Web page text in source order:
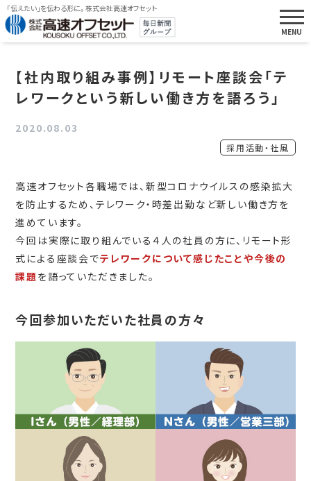
「伝えたい」を伝わる形に。 株式会社高速オフセット
【社内取り組み事例】リモート座談会「テ
レワークという新しい働き方を語ろう」
2020.08.03
採用活動・社風
高速オフセット各職場では、新型コロナウイルスの感染拡大
を防止するため、テレワーク・時差出勤など新しい働き方を
進めています。
今回は実際に取り組んでいる４人の社員の方に、リモート形
式による座談会でテレワークについて感じたことや今後の
課題 を語っていただきました。
今回参加いただいた社員の方々